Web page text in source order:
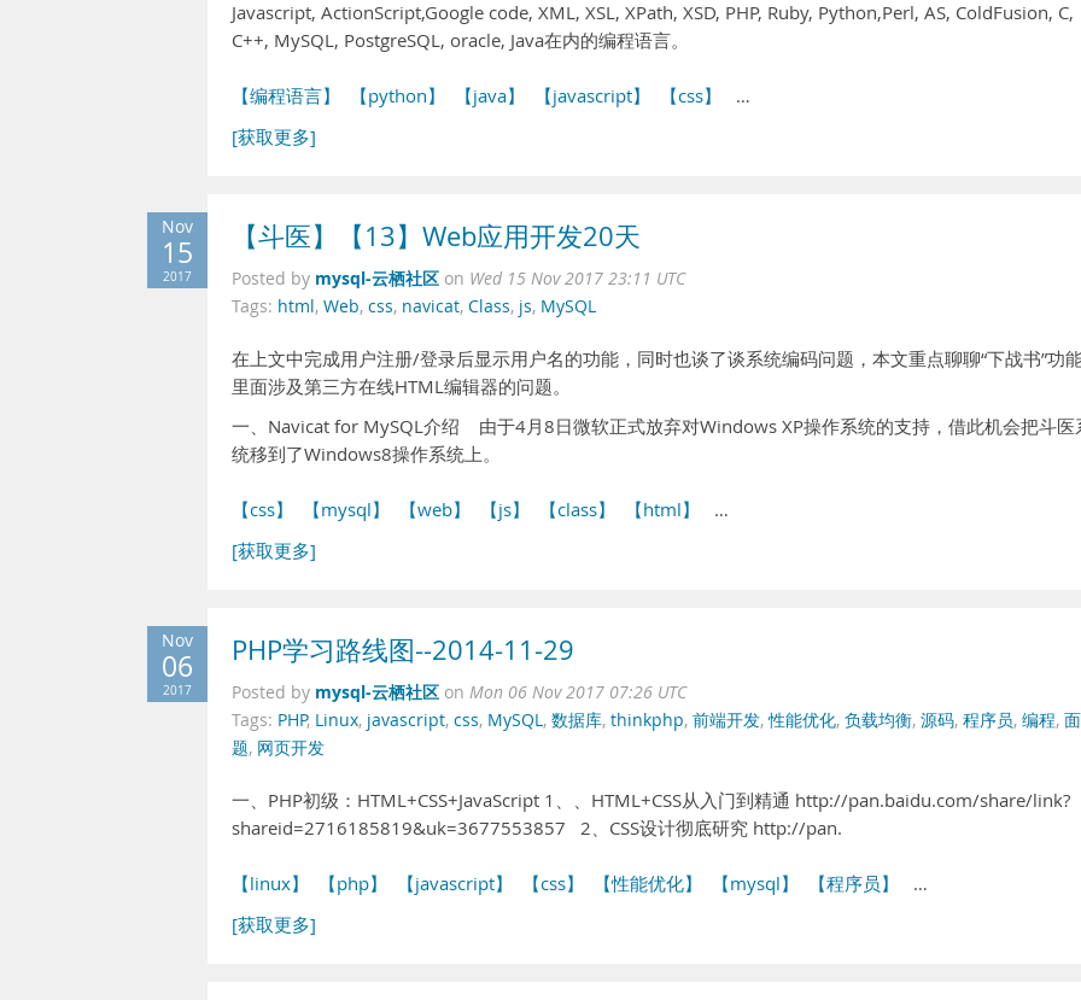
Javascript, ActionScript,Google code, XML, XSL, XPath, XSD, PHP, Ruby, Python,Perl, AS, ColdFusion, C,
C++, MySQL, PostgreSQL, oracle, Java在内的编程语言。
【编程语言】 【python】 【java】 【javascript】 【css】
…
[获取更多]
Nov
15
2017
【斗医】【13】Web应用开发20天
Posted by mysql-云栖社区 on Wed 15 Nov 2017 23:11 UTC
Tags: html, Web, css, navicat, Class, js, MySQL
在上文中完成用户注册/登录后显示用户名的功能，同时也谈了谈系统编码问题，本文重点聊聊“下战书”功
里面涉及第三方在线HTML编辑器的问题。
一、Navicat for MySQL介绍 由于4月8日微软正式放弃对Windows XP操作系统的支持，借此机会把斗医
统移到了Windows8操作系统上。
【css】 【mysql】 【web】 【js】 【class】 【html】
…
[获取更多]
Nov
06
2017
PHP学习路线图--2014-11-29
Posted by mysql-云栖社区 on Mon 06 Nov 2017 07:26 UTC
Tags: PHP, Linux, javascript, css, MySQL, 数据库, thinkphp, 前端开发,性能优化, 负载均衡, 源码, 程序员, 编程,
题, 网页开发
一、PHP初级：HTML+CSS+JavaScript 1、、HTML+CSS从入门到精通 http://pan.baidu.com/share/link?
shareid=2716185819&uk=3677553857 2、CSS设计彻底研究 http://pan.
【linux】 【php】 【javascript】 【css】 【性能优化】 【mysql】 【程序员】
…
[获取更多]